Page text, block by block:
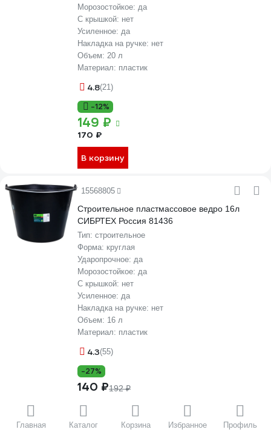
Главная Каталог Корзина Избранное Профиль
Морозостойкое: да
С крышкой: нет
Усиленное: да
Накладка на ручке: нет
Объем: 20 л
Материал: пластик
4.8(21)
-12%
149 ₽
170 ₽
В корзину
15568805
Строительное пластмассовое ведро 16л
СИБРТЕХ Россия 81436
Тип: строительное
Форма: круглая
Ударопрочное: да
Морозостойкое: да
С крышкой: нет
Усиленное: да
Накладка на ручке: нет
Объем: 16 л
Материал: пластик
4.3(55)
-27%
140 ₽192 ₽